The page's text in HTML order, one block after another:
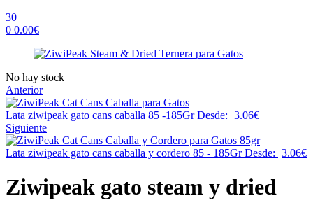
30
0 0.00€
Availability:
No hay stock
Anterior
Lata ziwipeak gato cans caballa 85 -185Gr Desde: 3.06€
Siguiente
Lata ziwipeak gato cans caballa y cordero 85 - 185Gr Desde: 3.06€
Ziwipeak gato steam y dried